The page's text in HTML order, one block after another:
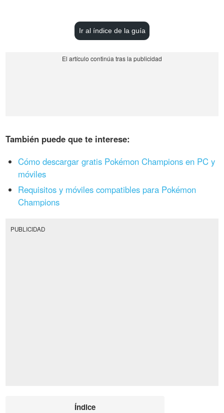
Ir al índice de la guía
También puede que te interese:
Cómo descargar gratis Pokémon Champions en PC y
móviles
Requisitos y móviles compatibles para Pokémon
Champions
PUBLICIDAD
Índice